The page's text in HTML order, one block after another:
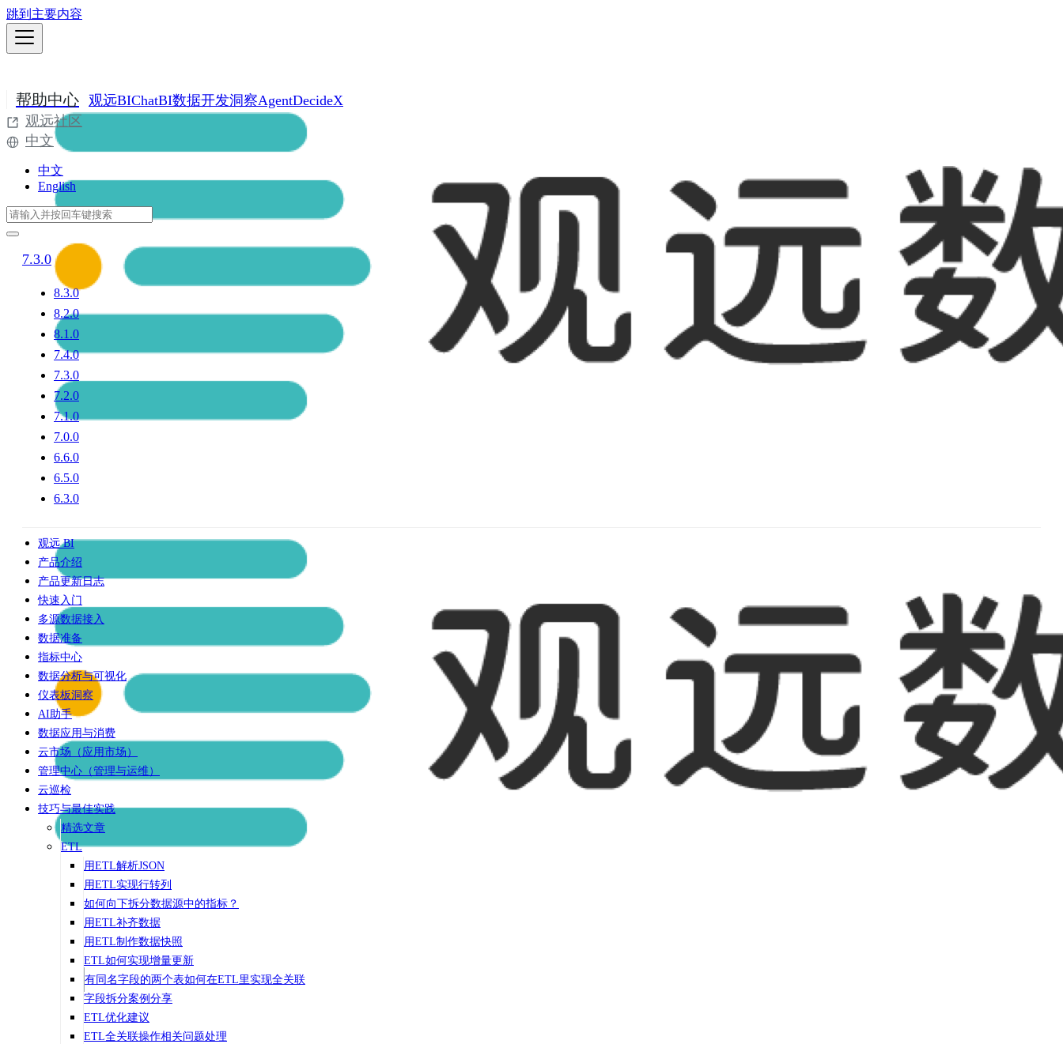
跳到主要内容
帮助中心 观远BIChatBI数据开发洞察AgentDecideX
观远社区
中文
中文
English
7.3.0
8.3.0
8.2.0
8.1.0
7.4.0
7.3.0
7.2.0
7.1.0
7.0.0
6.6.0
6.5.0
6.3.0
观远 BI
产品介绍
产品更新日志
快速入门
多源数据接入
数据准备
指标中心
数据分析与可视化
仪表板洞察
AI助手
数据应用与消费
云市场（应用市场）
管理中心（管理与运维）
云巡检
技巧与最佳实践
精选文章
ETL
用ETL解析JSON
用ETL实现行转列
如何向下拆分数据源中的指标？
用ETL补齐数据
用ETL制作数据快照
ETL如何实现增量更新
有同名字段的两个表如何在ETL里实现全关联
字段拆分案例分享
ETL优化建议
ETL全关联操作相关问题处理